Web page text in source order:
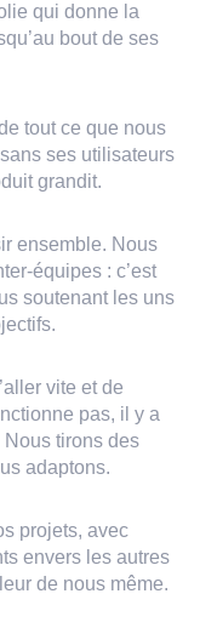
qui donne la
bout de ses
tout ce que nous
ses utilisateurs
grandit.
ensemble. Nous
équipes : c’est
soutenant les uns
vite et de
pas, il y a
Nous tirons des
adaptons.
projets, avec
envers les autres
de nous même.